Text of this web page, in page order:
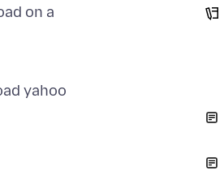
on a
yahoo